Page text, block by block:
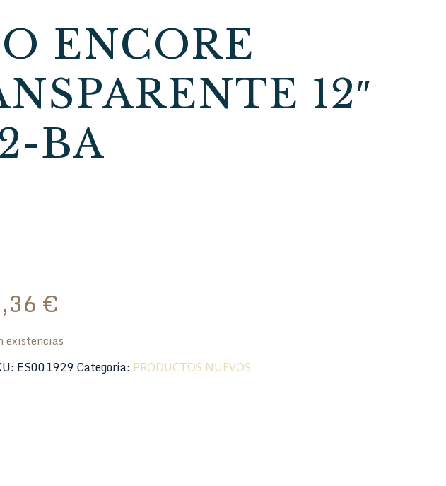
ENCORE
12″
BA
€
existencias
ES001929Categoría: PRODUCTOS NUEVOS